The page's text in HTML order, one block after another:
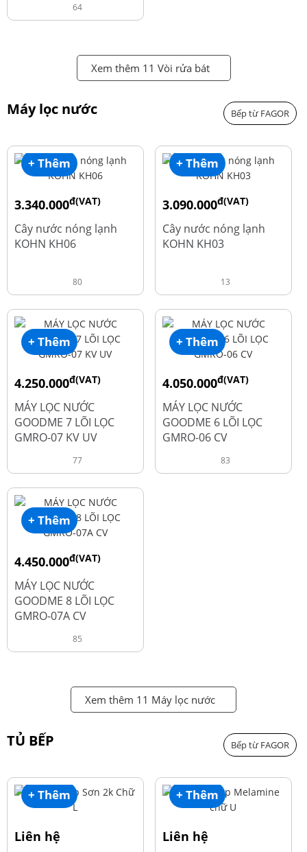
64
Xem thêm 11 Vòi rửa bát
Máy lọc nước Bếp từ FAGOR
+ Thêm
3.340.000đ(VAT)
4.550.000
Cây nước nóng lạnh
KOHN KH06
80
+ Thêm
3.090.000đ(VAT)
3.690.000
Cây nước nóng lạnh
KOHN KH03
13
+ Thêm
4.250.000đ(VAT)
6.050.000
MÁY LỌC NƯỚC
GOODME 7 LÕI LỌC
GMRO-07 KV UV
77
+ Thêm
4.050.000đ(VAT)
5.250.000
MÁY LỌC NƯỚC
GOODME 6 LÕI LỌC
GMRO-06 CV
83
+ Thêm
4.450.000đ(VAT)
6.250.000
MÁY LỌC NƯỚC
GOODME 8 LÕI LỌC
GMRO-07A CV
85
Xem thêm 11 Máy lọc nước
TỦ BẾP Bếp từ FAGOR
+ Thêm
Liên hệ
+ Thêm
Liên hệ